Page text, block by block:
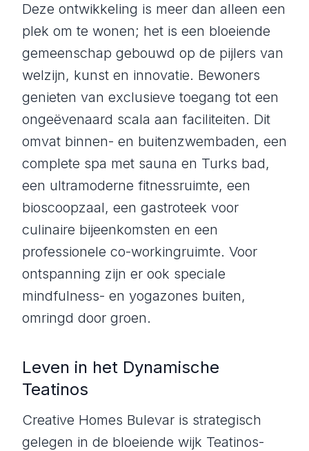
Deze ontwikkeling is meer dan alleen een
plek om te wonen; het is een bloeiende
gemeenschap gebouwd op de pijlers van
welzijn, kunst en innovatie. Bewoners
genieten van exclusieve toegang tot een
ongeëvenaard scala aan faciliteiten. Dit
omvat binnen- en buitenzwembaden, een
complete spa met sauna en Turks bad,
een ultramoderne fitnessruimte, een
bioscoopzaal, een gastroteek voor
culinaire bijeenkomsten en een
professionele co-workingruimte. Voor
ontspanning zijn er ook speciale
mindfulness- en yogazones buiten,
omringd door groen.
Leven in het Dynamische
Teatinos
Creative Homes Bulevar is strategisch
gelegen in de bloeiende wijk Teatinos-